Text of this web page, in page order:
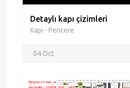
Detaylı kapı çizimleri
Kapı - Pencere
04 Oct